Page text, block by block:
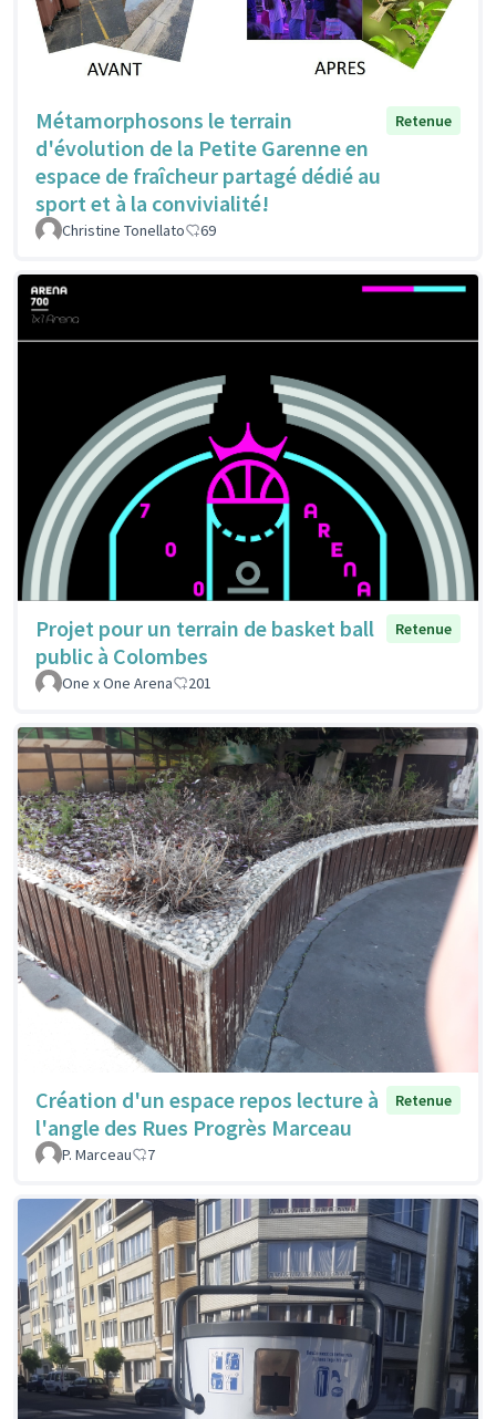
Métamorphosons le terrain
d'évolution de la Petite Garenne en
espace de fraîcheur partagé dédié au
sport et à la convivialité!
Retenue
Christine Tonellato 69
Projet pour un terrain de basket ball
public à Colombes
Retenue
One x One Arena 201
Création d'un espace repos lecture à
l'angle des Rues Progrès Marceau
Retenue
P. Marceau 7